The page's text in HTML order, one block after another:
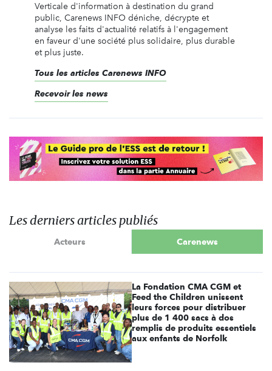
Verticale d'information à destination du grand
public, Carenews INFO déniche, décrypte et
analyse les faits d'actualité relatifs à l'engagement
en faveur d'une société plus solidaire, plus durable
et plus juste.
Tous les articles Carenews INFO
Recevoir les news
Les derniers articles publiés
Acteurs Carenews
La Fondation CMA CGM et
Feed the Children unissent
leurs forces pour distribuer
plus de 1 400 sacs à dos
remplis de produits essentiels
aux enfants de Norfolk